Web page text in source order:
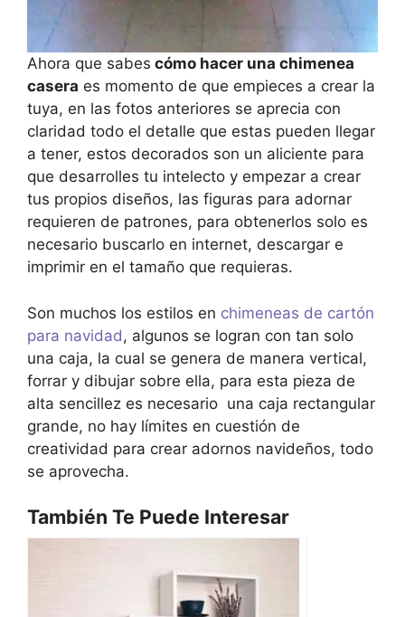
Ahora que sabes cómo hacer una chimenea
casera es momento de que empieces a crear la
tuya, en las fotos anteriores se aprecia con
claridad todo el detalle que estas pueden llegar
a tener, estos decorados son un aliciente para
que desarrolles tu intelecto y empezar a crear
tus propios diseños, las figuras para adornar
requieren de patrones, para obtenerlos solo es
necesario buscarlo en internet, descargar e
imprimir en el tamaño que requieras.
Son muchos los estilos en chimeneas de cartón
para navidad, algunos se logran con tan solo
una caja, la cual se genera de manera vertical,
forrar y dibujar sobre ella, para esta pieza de
alta sencillez es necesario una caja rectangular
grande, no hay límites en cuestión de
creatividad para crear adornos navideños, todo
se aprovecha.
También Te Puede Interesar